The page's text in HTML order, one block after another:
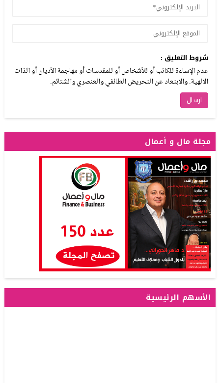
شروط التعليق :
عدم الإساءة للكاتب أو للأشخاص أو للمقدسات أو مهاجمة الأديان أو الذات
الالهية. والابتعاد عن التحريض الطائفي والعنصري والشتائم.
مجلة مال و أعمال
الأسهم الرئيسية